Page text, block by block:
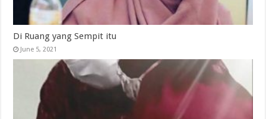
Di Ruang yang Sempit itu
June 5, 2021